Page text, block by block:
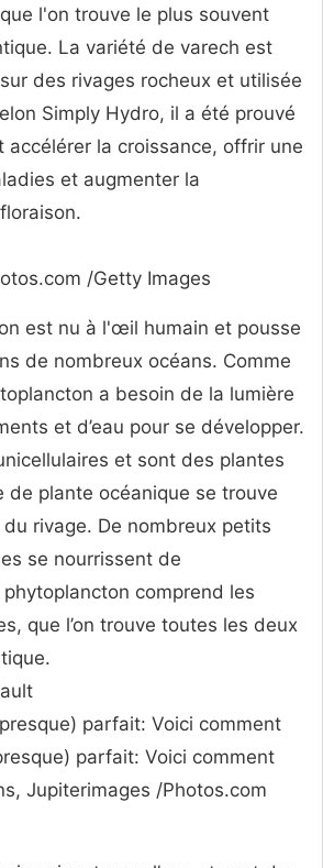
l'on trouve le plus souvent
La variété de varech est
des rivages rocheux et utilisée
Simply Hydro, il a été prouvé
accélérer la croissance, offrir une
et augmenter la
/Getty Images
est nu à l'œil humain et pousse
de nombreux océans. Comme
a besoin de la lumière
et d’eau pour se développer.
et sont des plantes
de plante océanique se trouve
rivage. De nombreux petits
se nourrissent de
comprend les
que l’on trouve toutes les deux
parfait: Voici comment
parfait: Voici comment
Jupiterimages /Photos.com